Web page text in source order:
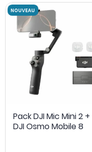
NOUVEAU
Pack DJI Mic Mini 2 +
DJI Osmo Mobile 8